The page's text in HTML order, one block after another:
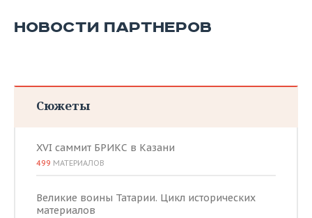
НОВОСТИ ПАРТНЕРОВ
Сюжеты
XVI саммит БРИКС в Казани
499 МАТЕРИАЛОВ
Великие воины Татарии. Цикл исторических
материалов